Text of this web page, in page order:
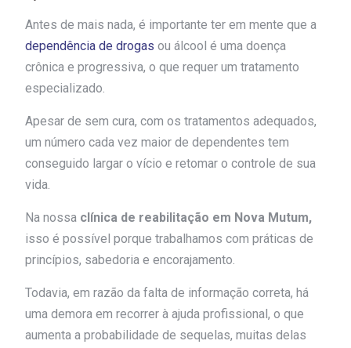
Antes de mais nada, é importante ter em mente que a
dependência de drogas ou álcool é uma doença
crônica e progressiva, o que requer um tratamento
especializado.
Apesar de sem cura, com os tratamentos adequados,
um número cada vez maior de dependentes tem
conseguido largar o vício e retomar o controle de sua
vida.
Na nossa clínica de reabilitação em Nova Mutum,
isso é possível porque trabalhamos com práticas de
princípios, sabedoria e encorajamento.
Todavia, em razão da falta de informação correta, há
uma demora em recorrer à ajuda profissional, o que
aumenta a probabilidade de sequelas, muitas delas